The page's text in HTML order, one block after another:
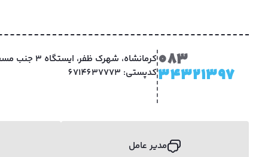
083
34321397
کرمانشاه، شهرک
کدپستی: 6714637773
مدیر عامل